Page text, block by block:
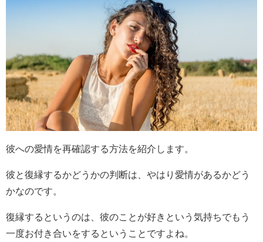
彼への愛情を再確認する方法を紹介します。
彼と復縁するかどうかの判断は、やはり愛情があるかどう
かなのです。
復縁するというのは、彼のことが好きという気持ちでもう
一度お付き合いをするということですよね。